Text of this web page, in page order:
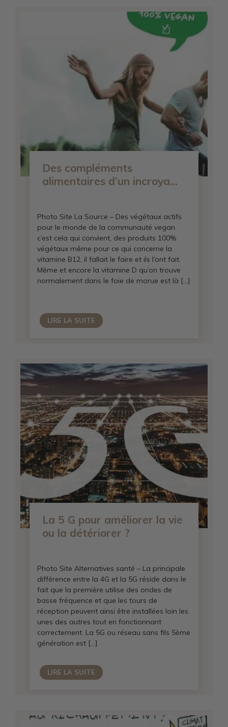
Des compléments
alimentaires d’un incroya...
Photo Site La Source – Des végétaux actifs
pour le monde de la communauté vegan
c’est cela qui convient, des produits 100%
végétaux même pour ce qui concerne la
vitamine B12, il fallait le faire et ils l’ont fait.
Même et encore la vitamine D qu’on trouve
normalement dans le foie de morue est là […]
LIRE LA SUITE
La 5 G pour améliorer la vie
ou la détériorer ?
Photo Site Alternatives santé – La principale
différence entre la 4G et la 5G réside dans le
fait que la première utilise des ondes de
basse fréquence et que les tours de
réception peuvent ainsi être installées loin les
unes des autres tout en fonctionnant
correctement. La 5G ou réseau sans fils 5ème
génération est […]
LIRE LA SUITE